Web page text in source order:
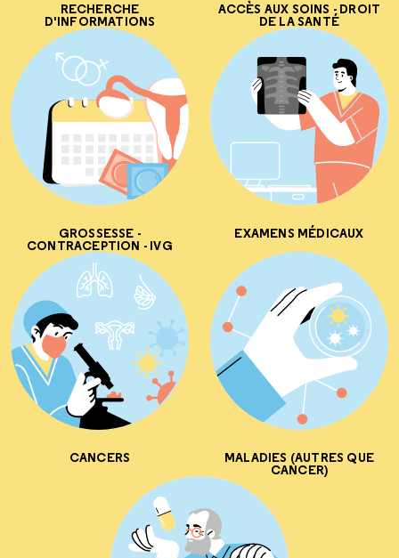
RECHERCHE
D'INFORMATIONS
ACCÈS AUX SOINS - DROIT
DE LA SANTÉ
GROSSESSE -
CONTRACEPTION - IVG
EXAMENS MÉDICAUX
CANCERS MALADIES (AUTRES QUE
CANCER)